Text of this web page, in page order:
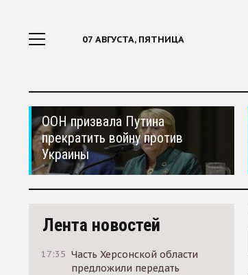
07 АВГУСТА, ПЯТНИЦА
ООН призвала Путина
прекратить войну против
Украины
Лента новостей
17:35 Часть Херсонской области
предложили передать